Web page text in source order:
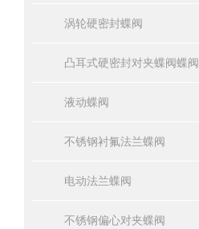
涡轮硬密封蝶阀
凸耳式硬密封对夹蝶阀蝶阀
液动蝶阀
不锈钢衬氟法兰蝶阀
电动法兰蝶阀
不锈钢偏心对夹蝶阀